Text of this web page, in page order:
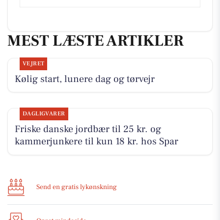
MEST LÆSTE ARTIKLER
VEJRET
Kølig start, lunere dag og tørvejr
DAGLIGVARER
Friske danske jordbær til 25 kr. og
kammerjunkere til kun 18 kr. hos Spar
Send en gratis lykønskning